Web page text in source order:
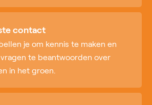
contact
je om kennis te maken en
vragen te beantwoorden over
in het groen.